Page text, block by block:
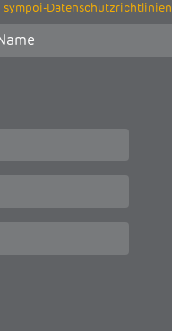
sympoi-Datenschutzrichtlinien